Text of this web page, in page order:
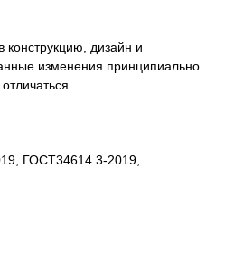
дизайн и
изменения принципиально
ГОСТ34614.3-2019,